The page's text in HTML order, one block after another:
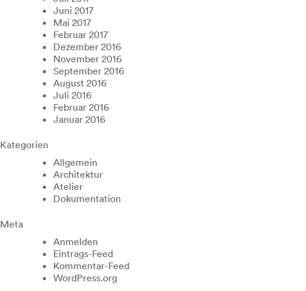
Juni 2017
Mai 2017
Februar 2017
Dezember 2016
November 2016
September 2016
August 2016
Juli 2016
Februar 2016
Januar 2016
Kategorien
Allgemein
Architektur
Atelier
Dokumentation
Meta
Anmelden
Eintrags-Feed
Kommentar-Feed
WordPress.org